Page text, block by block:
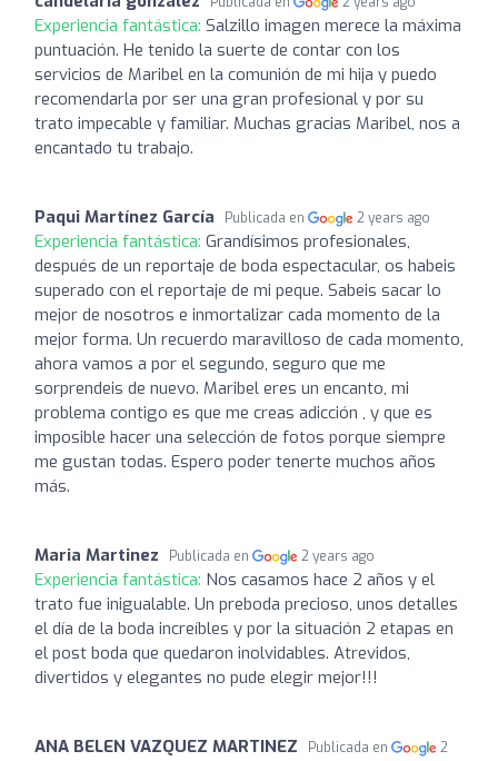
Experiencia fantástica: Salzillo imagen merece la máxima
puntuación. He tenido la suerte de contar con los
servicios de Maribel en la comunión de mi hija y puedo
recomendarla por ser una gran profesional y por su
trato impecable y familiar. Muchas gracias Maribel, nos a
encantado tu trabajo.
Paqui Martínez García Publicada en 2 years ago
Experiencia fantástica: Grandísimos profesionales,
después de un reportaje de boda espectacular, os habeis
superado con el reportaje de mi peque. Sabeis sacar lo
mejor de nosotros e inmortalizar cada momento de la
mejor forma. Un recuerdo maravilloso de cada momento,
ahora vamos a por el segundo, seguro que me
sorprendeis de nuevo. Maribel eres un encanto, mi
problema contigo es que me creas adicción , y que es
imposible hacer una selección de fotos porque siempre
me gustan todas. Espero poder tenerte muchos años
más.
Maria Martinez Publicada en 2 years ago
Experiencia fantástica: Nos casamos hace 2 años y el
trato fue inigualable. Un preboda precioso, unos detalles
el día de la boda increíbles y por la situación 2 etapas en
el post boda que quedaron inolvidables. Atrevidos,
divertidos y elegantes no pude elegir mejor!!!
ANA BELEN VAZQUEZ MARTINEZ Publicada en
2